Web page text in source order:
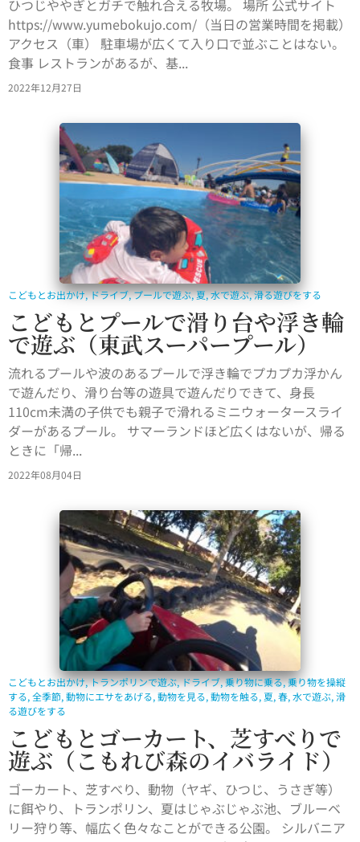
ひつじややぎとガチで触れ合える牧場。 場所 公式サイト
https://www.yumebokujo.com/（当日の営業時間を掲載）
アクセス（車） 駐車場が広くて入り口で並ぶことはない。
食事 レストランがあるが、基...
2022年12月27日
こどもとお出かけ,ドライブ,プールで遊ぶ,夏,水で遊ぶ,滑る遊びをする
こどもとプールで滑り台や浮き輪
で遊ぶ（東武スーパープール）
流れるプールや波のあるプールで浮き輪でプカプカ浮かん
で遊んだり、滑り台等の遊具で遊んだりできて、身長
110cm未満の子供でも親子で滑れるミニウォータースライ
ダーがあるプール。 サマーランドほど広くはないが、帰る
ときに「帰...
2022年08月04日
こどもとお出かけ,トランポリンで遊ぶ,ドライブ,乗り物に乗る,乗り物を操縦
する,全季節,動物にエサをあげる,動物を見る,動物を触る,夏,春,水で遊ぶ,滑
る遊びをする
こどもとゴーカート、芝すべりで
遊ぶ（こもれび森のイバライド）
ゴーカート、芝すべり、動物（ヤギ、ひつじ、うさぎ等）
に餌やり、トランポリン、夏はじゃぶじゃぶ池、ブルーベ
リー狩り等、幅広く色々なことができる公園。 シルバニア